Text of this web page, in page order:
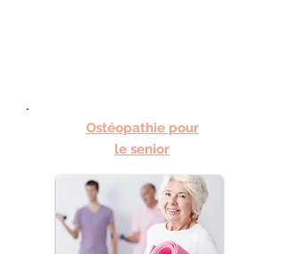
Ostéopathie pour
le senior